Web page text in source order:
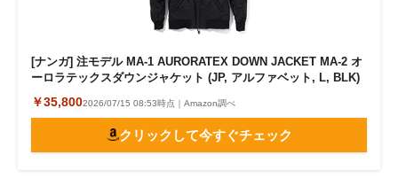
[ナンガ] 注モデル MA-1 AURORATEX DOWN JACKET MA-2 オ
ーロラテックスダウンジャケット (JP, アルファベット, L, BLK)
￥35,8002026/07/15 08:53時点｜Amazon調べ
クリックして今すぐチェック